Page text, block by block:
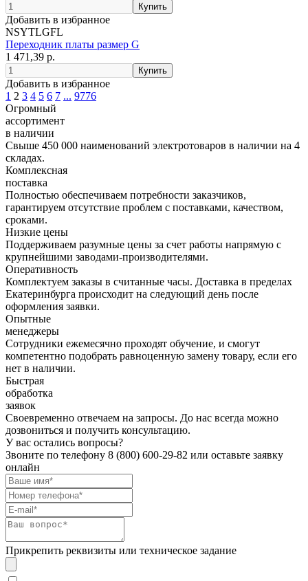
Добавить в избранное
NSYTLGFL
Переходник платы размер G
1 471,39 р.
Добавить в избранное
1 2 3 4 5 6 7 ... 9776
Огромный
ассортимент
в наличии
Свыше 450 000 наименований электротоваров в наличии на 4
складах.
Комплексная
поставка
Полностью обеспечиваем потребности заказчиков,
гарантируем отсутствие проблем с поставками, качеством,
сроками.
Низкие цены
Поддерживаем разумные цены за счет работы напрямую с
крупнейшими заводами-производителями.
Оперативность
Комплектуем заказы в считанные часы. Доставка в пределах
Екатеринбурга происходит на следующий день после
оформления заявки.
Опытные
менеджеры
Сотрудники ежемесячно проходят обучение, и смогут
компетентно подобрать равноценную замену товару, если его
нет в наличии.
Быстрая
обработка
заявок
Своевременно отвечаем на запросы. До нас всегда можно
дозвониться и получить консультацию.
У вас остались вопросы?
Звоните по телефону 8 (800) 600-29-82 или оставьте заявку
онлайн
Прикрепить реквизиты или техническое задание